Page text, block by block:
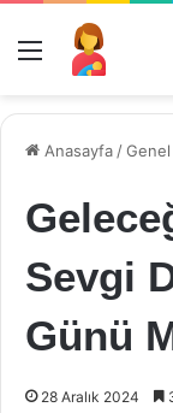
Menü
Anasayfa /Genel
Sevgi
Günü
28 Aralık 2024